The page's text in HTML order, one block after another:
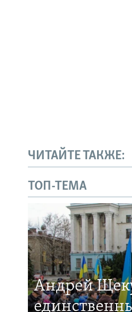
ЧИТАЙТЕ ТАКЖЕ:
ТОП-ТЕМА
Андрей